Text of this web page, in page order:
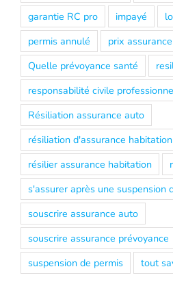
garantie RC pro
impayé
permis annulé
prix
Quelle prévoyance santé
responsabilité civile
Résiliation assurance auto
résiliation d'assurance habitation
résilier assurance habitation
s'assurer après une suspension
souscrire assurance auto
souscrire assurance prévoyance
suspension de permis
tout